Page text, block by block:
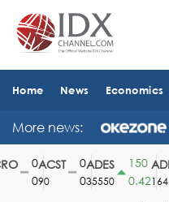
Home News Economics
More news:
ACST
90
ADES
35550
150
0.42
ADHI
164